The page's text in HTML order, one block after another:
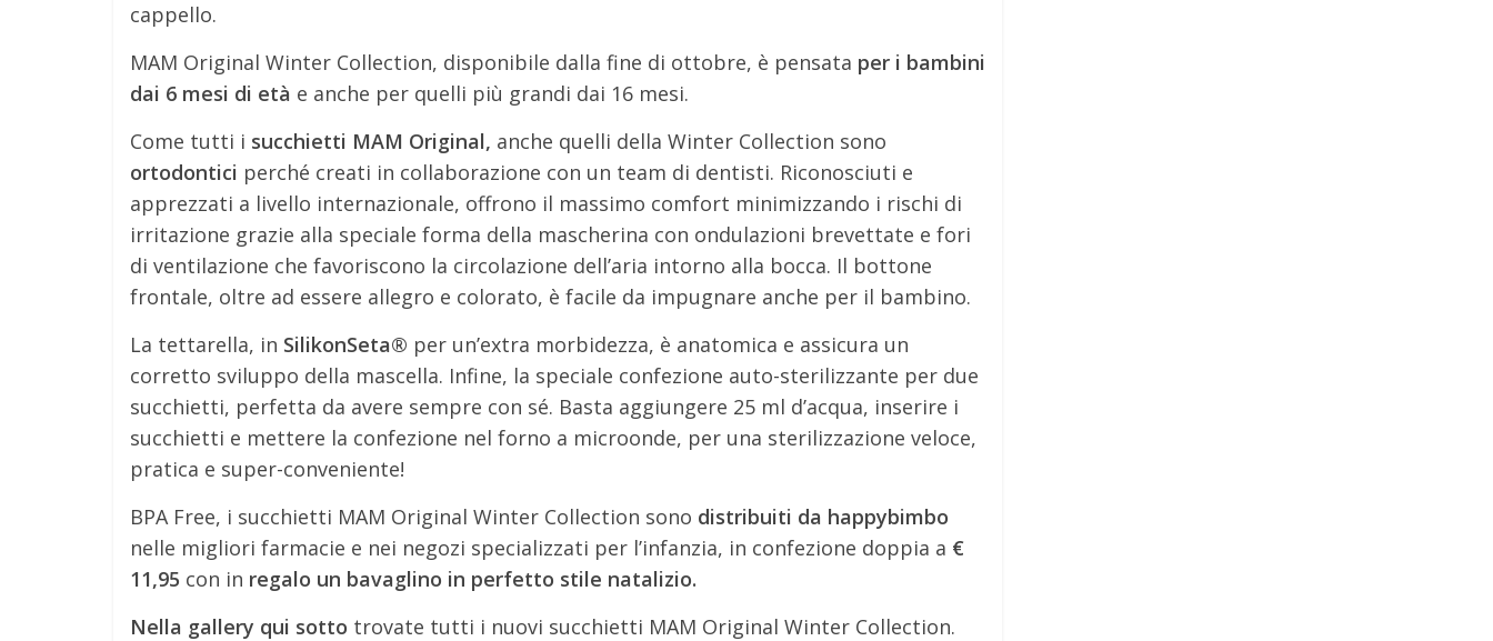
cappello.
MAM Original Winter Collection, disponibile dalla fine di ottobre, è pensata per i bambini
dai 6 mesi di età e anche per quelli più grandi dai 16 mesi.
Come tutti i succhietti MAM Original, anche quelli della Winter Collection sono
ortodontici perché creati in collaborazione con un team di dentisti. Riconosciuti e
apprezzati a livello internazionale, offrono il massimo comfort minimizzando i rischi di
irritazione grazie alla speciale forma della mascherina con ondulazioni brevettate e fori
di ventilazione che favoriscono la circolazione dell’aria intorno alla bocca. Il bottone
frontale, oltre ad essere allegro e colorato, è facile da impugnare anche per il bambino.
La tettarella, in SilikonSeta® per un’extra morbidezza, è anatomica e assicura un
corretto sviluppo della mascella. Infine, la speciale confezione auto-sterilizzante per due
succhietti, perfetta da avere sempre con sé. Basta aggiungere 25 ml d’acqua, inserire i
succhietti e mettere la confezione nel forno a microonde, per una sterilizzazione veloce,
pratica e super-conveniente!
BPA Free, i succhietti MAM Original Winter Collection sono distribuiti da happybimbo
nelle migliori farmacie e nei negozi specializzati per l’infanzia, in confezione doppia a €
11,95 con in regalo un bavaglino in perfetto stile natalizio.
Nella gallery qui sotto trovate tutti i nuovi succhietti MAM Original Winter Collection.